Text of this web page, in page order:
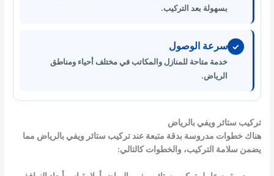
بسهولة بعد التركيب.
✓ سرعة الوصول
خدمة متاحة للمنازل والمكاتب في مختلف أحياء ومناطق
الرياض.
تركيب ستائر ويفي بالرياض
هناك خطوات مدروسة بدقة متبعة عند تركيب ستائر ويفي بالرياض مما
يضمن سلامة التركيب، والخطوات كالتالي: